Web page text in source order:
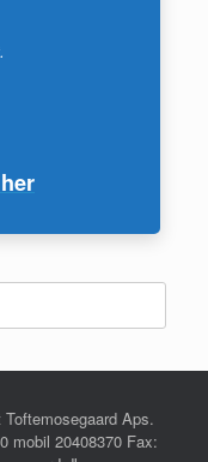
Aps.
mobil 20408370 Fax: